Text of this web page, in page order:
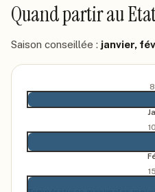
Quand partirau
Saison conseillée : janvier,
8
10
15